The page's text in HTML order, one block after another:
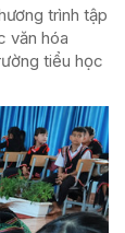
trình tập
văn hóa
tiểu học